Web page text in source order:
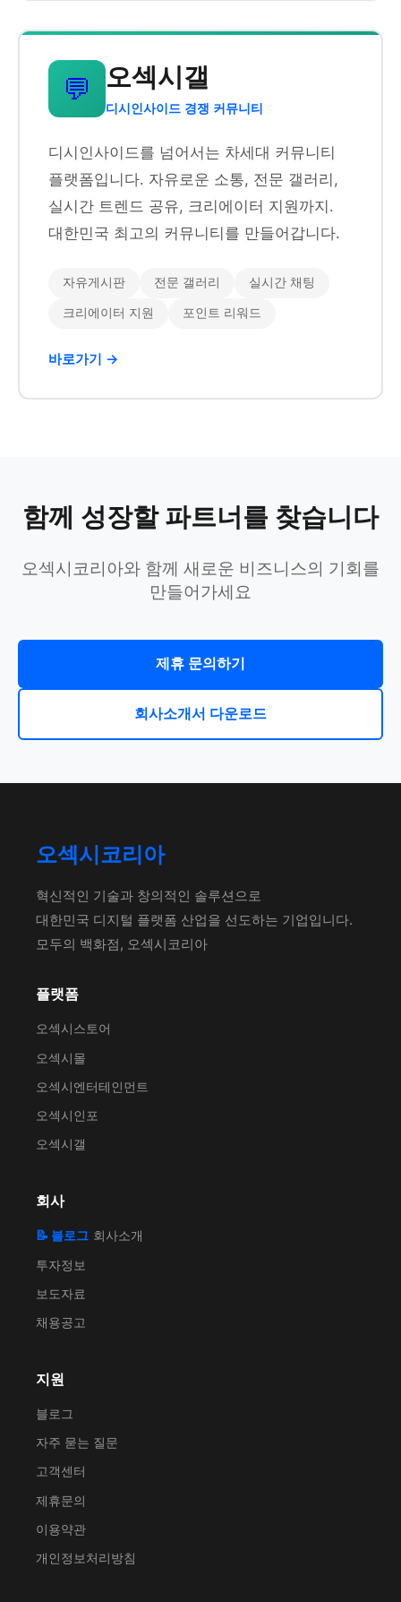
💬 오섹시갤
디시인사이드 경쟁 커뮤니티
디시인사이드를 넘어서는 차세대 커뮤니티
플랫폼입니다. 자유로운 소통, 전문 갤러리,
실시간 트렌드 공유, 크리에이터 지원까지.
대한민국 최고의 커뮤니티를 만들어갑니다.
자유게시판 전문 갤러리 실시간 채팅
크리에이터 지원 포인트 리워드
바로가기 →
함께 성장할 파트너를 찾습니다
오섹시코리아와 함께 새로운 비즈니스의 기회를
만들어가세요
제휴 문의하기
회사소개서 다운로드
오섹시코리아
혁신적인 기술과 창의적인 솔루션으로
대한민국 디지털 플랫폼 산업을 선도하는 기업입니다.
모두의 백화점, 오섹시코리아
플랫폼
오섹시스토어
오섹시몰
오섹시엔터테인먼트
오섹시인포
오섹시갤
회사
📝 블로그 회사소개
투자정보
보도자료
채용공고
지원
블로그
자주 묻는 질문
고객센터
제휴문의
이용약관
개인정보처리방침